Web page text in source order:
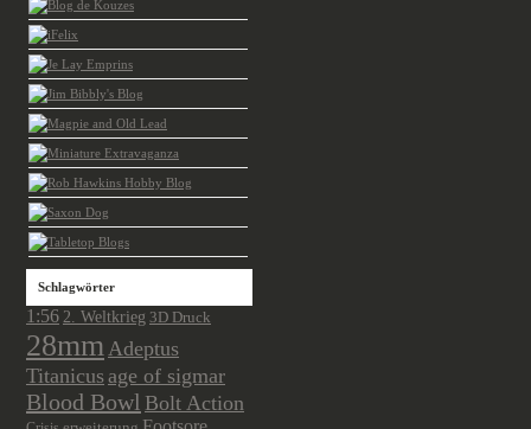
Schlagwörter
1:56 2. Weltkrieg 3D Druck
28mmAdeptus
Titanicusage of sigmar
Blood Bowl Bolt Action